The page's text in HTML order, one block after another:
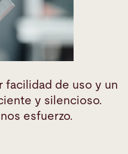
facilidad de uso y un
y silencioso.
esfuerzo.